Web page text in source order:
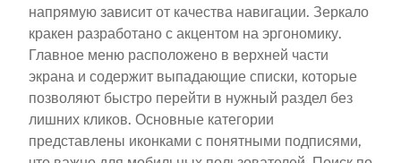
напрямую зависит от качества навигации. Зеркало
кракен разработано с акцентом на эргономику.
Главное меню расположено в верхней части
экрана и содержит выпадающие списки, которые
позволяют быстро перейти в нужный раздел без
лишних кликов. Основные категории
представлены иконками с понятными подписями,